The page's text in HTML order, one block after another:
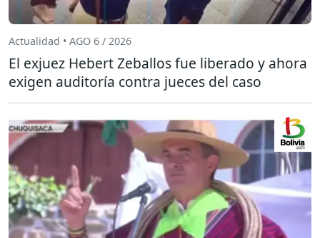
Actualidad • AGO 6 / 2026
El exjuez Hebert Zeballos fue liberado y ahora
exigen auditoría contra jueces del caso